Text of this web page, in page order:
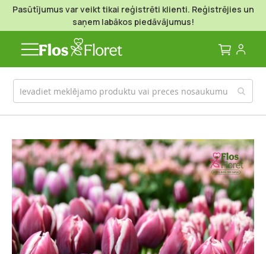
Pasūtījumus var veikt tikai reģistrēti klienti. Reģistrējies un
saņem labākos piedāvājumus!
Mans
Iet
uz
galerijas
beigām